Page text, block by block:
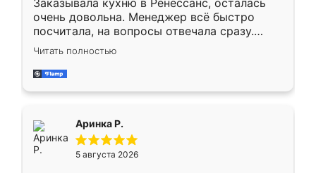
Заказывала кухню в Ренессанс, осталась
очень довольна. Менеджер всё быстро
посчитала, на вопросы отвечала сразу.
Замерщик приехал в субботу, подошёл к
делу со всей ответственностью. Собрали
за день, ребята работали аккуратно, даже
Читать полностью
Аринка Р.
5 августа 2026